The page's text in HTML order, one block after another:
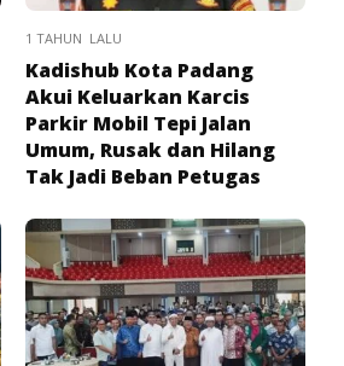
1 TAHUN LALU
Kadishub Kota Padang
Akui Keluarkan Karcis
Parkir Mobil Tepi Jalan
Umum, Rusak dan Hilang
Tak Jadi Beban Petugas